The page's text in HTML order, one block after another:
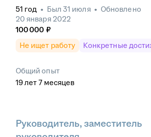
51 год • Был 31 июля • Обновлено
20 января 2022
100 000 ₽
Не ищет работу
Конкретные
Общий опыт
19лет 7 месяцев
Руководитель, заместитель